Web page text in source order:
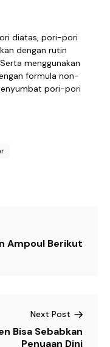
diatas, pori-pori
dengan rutin
menggunakan
formula non-
pori-pori
Ampoul Berikut
Next Post
Bisa Sebabkan
Penuaan Dini